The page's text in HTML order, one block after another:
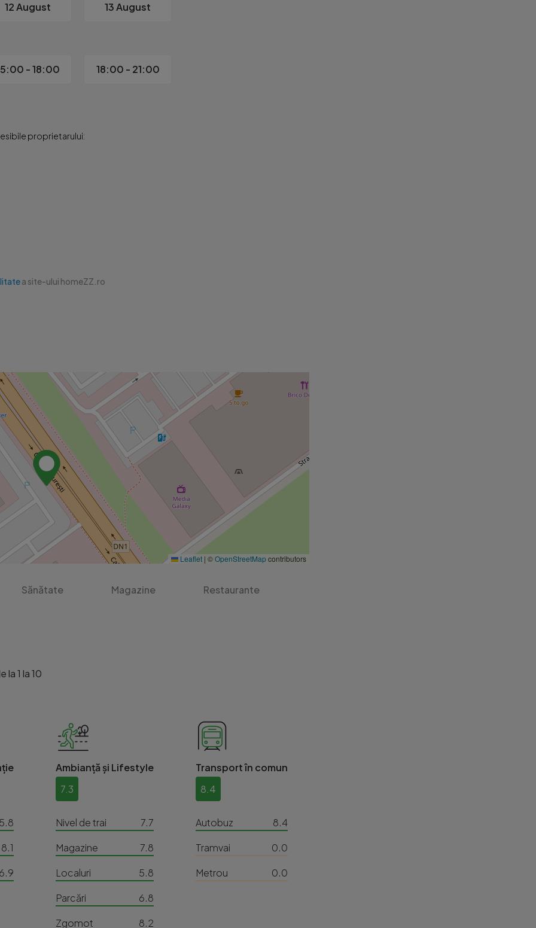
va stau cu drag la dispozitie!
12 August 13 August
- 18:00 18:00 - 21:00
proprietarului:
a site-ului homeZZ.ro
Leaflet | ©OpenStreetMapcontributors
Sănătate Magazine Restaurante
1 la 10
5.8
8.1
6.9
Ambianță și Lifestyle
7.3
Nivel de trai
7.7
Magazine
7.8
Localuri
5.8
Parcări
6.8
Zgomot
8.2
Transport în comun
8.4
Autobuz
8.4
Tramvai
0.0
Metrou
0.0